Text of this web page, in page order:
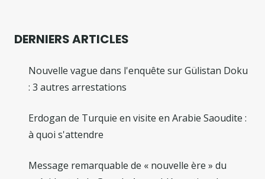
DERNIERS ARTICLES
Nouvelle vague dans l'enquête sur Gülistan Doku
: 3 autres arrestations
Erdogan de Turquie en visite en Arabie Saoudite :
à quoi s'attendre
Message remarquable de « nouvelle ère » du